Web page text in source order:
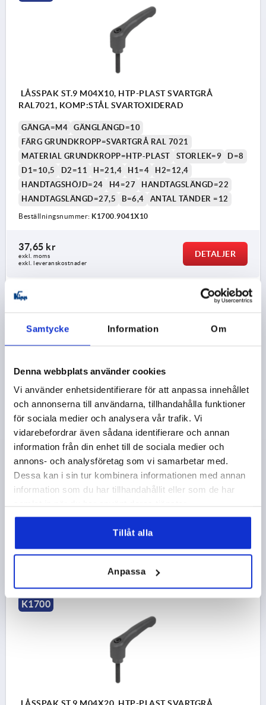
Samtycke Information Om
Denna webbplats använder cookies
Vi använder enhetsidentifierare för att anpassa innehållet
och annonserna till användarna, tillhandahålla funktioner
för sociala medier och analysera vår trafik. Vi
vidarebefordrar även sådana identifierare och annan
information från din enhet till de sociala medier och
annons- och analysföretag som vi samarbetar med.
Dessa kan i sin tur kombinera informationen med annan
information som du har tillhandahållit eller som de har
Tillåt alla
Anpassa
LÅSSPAK ST.9 M04X10, HTP-PLAST SVARTGRÅ
RAL7021, KOMP:STÅL SVARTOXIDERAD
GÄNGA=M4
GÄNGLÄNGD=10
FÄRG GRUNDKROPP=SVARTGRÅ RAL 7021
MATERIAL GRUNDKROPP=HTP-PLAST
STORLEK=9
D=8
D1=10,5
D2=11 H=21,4 H1=4
H2=12,4
HANDTAGSHÖJD=24
H4=27
HANDTAGSLÄNGD=22
HANDTAGSLÄNGD=27,5
B=6,4 ANTAL TÄNDER =12
Beställningsnummer: K1700.9041X10
37,65 kr
exkl. moms
exkl. leveranskostnader
DETALJER
K1700
LÅSSPAK ST.9 M04X15, HTP-PLAST SVARTGRÅ
RAL7021, KOMP:STÅL SVARTOXIDERAD
GÄNGA=M4
GÄNGLÄNGD=15
FÄRG GRUNDKROPP=SVARTGRÅ RAL 7021
MATERIAL GRUNDKROPP=HTP-PLAST
STORLEK=9
D1=10,5
D2=11 H=21,4 H1=4
H2=12,4
HANDTAGSHÖJD=24
H4=27
HANDTAGSLÄNGD=22
37,65 kr
DETALJER
K1700